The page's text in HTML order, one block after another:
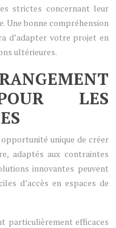
strictes concernant leur
Une bonne compréhension
d’adapter votre projet en
ultérieures.
LES
opportunité unique de créer
adaptés aux contraintes
innovantes peuvent
d’accès en espaces de
particulièrement efficaces